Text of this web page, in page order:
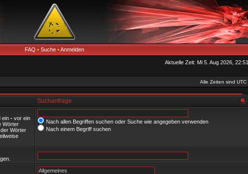
FAQ • Suche •Anmelden
Aktuelle Zeit: Mi 5. Aug 2026, 22:51
Alle Zeiten sind UTC
Suchanfrage
ein - vor ein
Wörter
Wörter
Nach allen Begriffen suchen oder Suche wie angegeben verwenden
Nach einem Begriff suchen